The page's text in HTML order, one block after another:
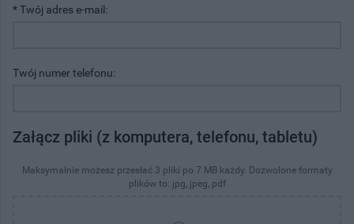
* Twój adres e-mail:
Twój numer telefonu:
Załącz pliki (z komputera, telefonu, tabletu)
Maksymalnie możesz przesłać 3 pliki po 7 MB każdy. Dozwolone formaty
plików to: jpg, jpeg, pdf